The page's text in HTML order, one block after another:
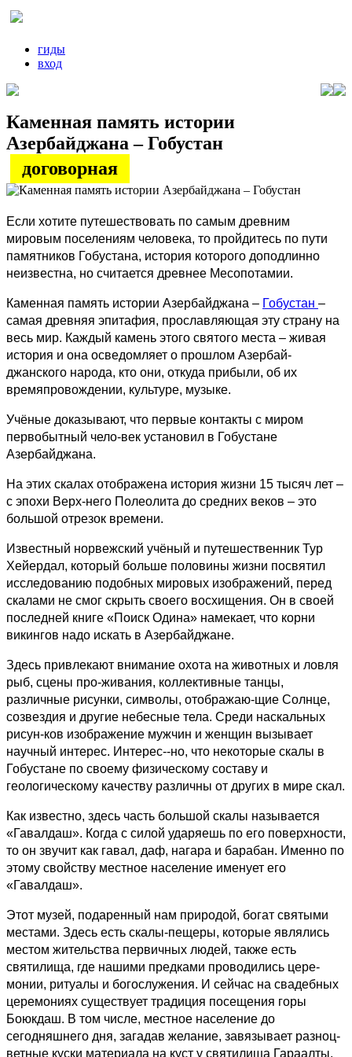
гиды
вход
Каменная память истории
Азербайджана – Гобустан
договорная
Если хотите путешествовать по самым древним
мировым поселениям человека, то пройдитесь по пути
памятников Гобустана, история которого доподлинно
неизвестна, но считается древнее Месопотамии.
Каменная память истории Азербайджана – Гобустан –
самая древняя эпитафия, прославляющая эту страну на
весь мир. Каждый камень этого святого места – живая
история и она осведомляет о прошлом Азербай-
джанского народа, кто они, откуда прибыли, об их
времяпровождении, культуре, музыке.
Учёные доказывают, что первые контакты с миром
первобытный чело-век установил в Гобустане
Азербайджана.
На этих скалах отображена история жизни 15 тысяч лет –
с эпохи Верх-него Полеолита до средних веков – это
большой отрезок времени.
Известный норвежский учёный и путешественник Тур
Хейердал, который больше половины жизни посвятил
исследованию подобных мировых изображений, перед
скалами не смог скрыть своего восхищения. Он в своей
последней книге «Поиск Одина» намекает, что корни
викингов надо искать в Азербайджане.
Здесь привлекают внимание охота на животных и ловля
рыб, сцены про-живания, коллективные танцы,
различные рисунки, символы, отображаю-щие Солнце,
созвездия и другие небесные тела. Среди наскальных
рисун-ков изображение мужчин и женщин вызывает
научный интерес. Интерес--но, что некоторые скалы в
Гобустане по своему физическому составу и
геологическому качеству различны от других в мире скал.
Как известно, здесь часть большой скалы называется
«Гавалдаш». Когда с силой ударяешь по его поверхности,
то он звучит как гавал, даф, нагара и барабан. Именно по
этому свойству местное население именует его
«Гавалдаш».
Этот музей, подаренный нам природой, богат святыми
местами. Здесь есть скалы-пещеры, которые являлись
местом жительства первичных людей, также есть
святилища, где нашими предками проводились цере-
монии, ритуалы и богослужения. И сейчас на свадебных
церемониях существует традиция посещения горы
Боюкдаш. В том числе, местное население до
сегодняшнего дня, загадав желание, завязывает разноц-
ветные куски материала на куст у святилища Гараалты,